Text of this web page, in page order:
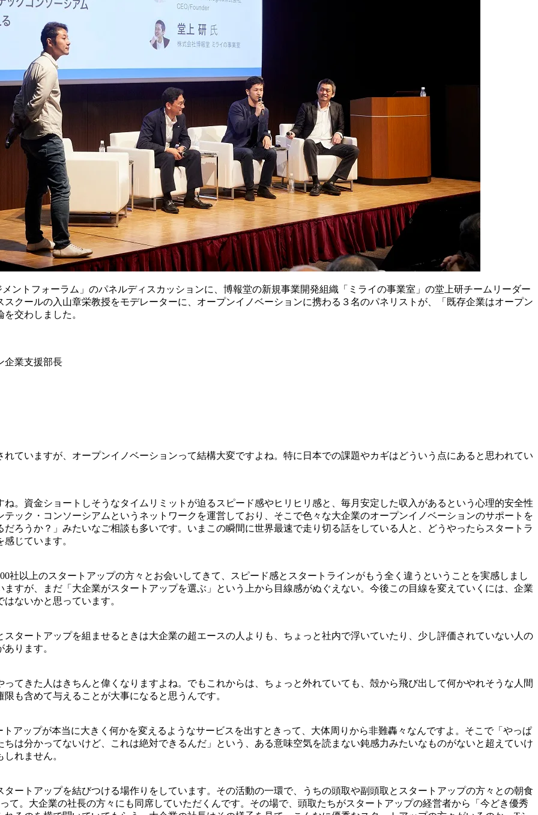
ントフォーラム」のパネルディスカッションに、博報堂の新規事業開発組織「ミライの事業室」の堂上研チームリーダー
クールの入山章栄教授をモデレーターに、オープンイノベーションに携わる３名のパネリストが、「既存企業はオープン
交わしました。
業支援部長
ていますが、オープンイノベーションって結構大変ですよね。特に日本での課題やカギはどういう点にあると思われてい
。資金ショートしそうなタイムリミットが迫るスピード感やヒリヒリ感と、毎月安定した収入があるという心理的安全性
ック・コンソーシアムというネットワークを運営しており、そこで色々な大企業のオープンイノベーションのサポートを
ろうか？」みたいなご相談も多いです。いまこの瞬間に世界最速で走り切る話をしている人と、どうやったらスタートラ
じています。
社以上のスタートアップの方々とお会いしてきて、スピード感とスタートラインがもう全く違うということを実感しまし
すが、まだ「大企業がスタートアップを選ぶ」という上から目線感がぬぐえない。今後この目線を変えていくには、企業
ないかと思っています。
タートアップを組ませるときは大企業の超エースの人よりも、ちょっと社内で浮いていたり、少し評価されていない人の
ります。
てきた人はきちんと偉くなりますよね。でもこれからは、ちょっと外れていても、殻から飛び出して何かやれそうな人間
も含めて与えることが大事になると思うんです。
アップが本当に大きく何かを変えるようなサービスを出すときって、大体周りから非難轟々なんですよ。そこで「やっぱ
は分かってないけど、これは絶対できるんだ」という、ある意味空気を読まない鈍感力みたいなものがないと超えていけ
れません。
タートアップを結びつける場作りをしています。その活動の一環で、うちの頭取や副頭取とスタートアップの方々との朝食
て。大企業の社長の方々にも同席していただくんです。その場で、頭取たちがスタートアップの経営者から「今どき優秀